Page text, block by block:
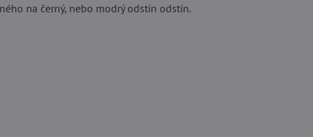
na černý, nebo modrý odstín odstín.